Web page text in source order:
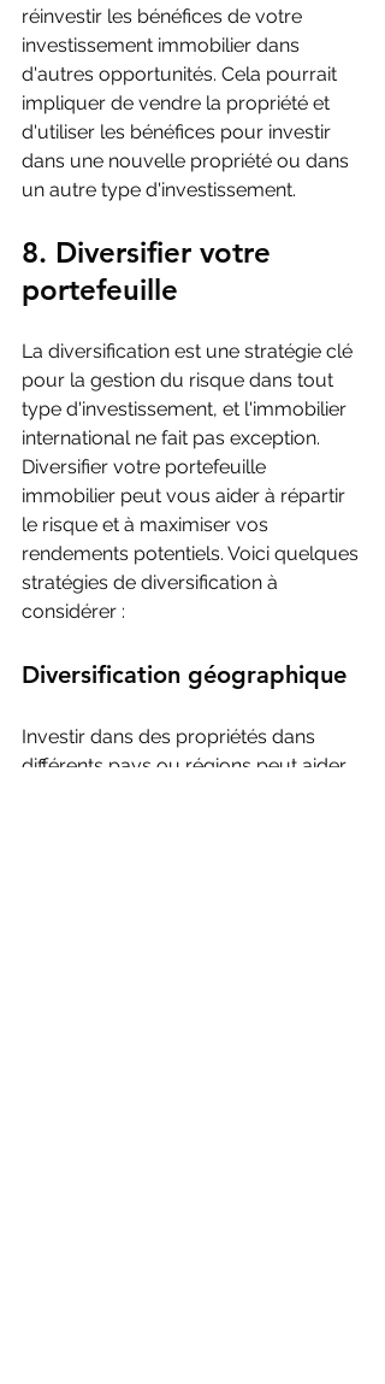
réinvestir les bénéfices de votre
investissement immobilier dans
d'autres opportunités. Cela pourrait
impliquer de vendre la propriété et
d'utiliser les bénéfices pour investir
dans une nouvelle propriété ou dans
un autre type d'investissement.
8. Diversifier votre
portefeuille
La diversification est une stratégie clé
pour la gestion du risque dans tout
type d'investissement, et l'immobilier
international ne fait pas exception.
Diversifier votre portefeuille
immobilier peut vous aider à répartir
le risque et à maximiser vos
rendements potentiels. Voici quelques
stratégies de diversification à
considérer :
Diversification géographique
Investir dans des propriétés dans
différents pays ou régions peut aider